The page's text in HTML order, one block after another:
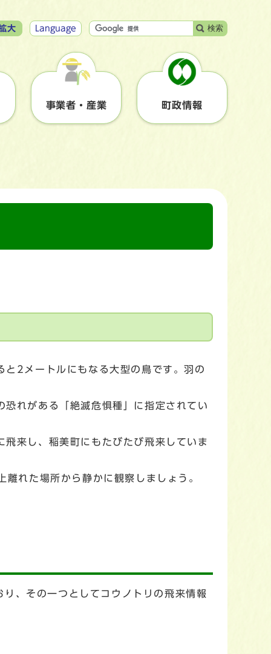
大 Language 検索
事業者・産業 町政情報
2メートルにもなる大型の鳥です。羽の
れがある「絶滅危惧種」に指定されてい
来し、稲美町にもたびたび飛来していま
れた場所から静かに観察しましょう。
、その一つとしてコウノトリの飛来情報